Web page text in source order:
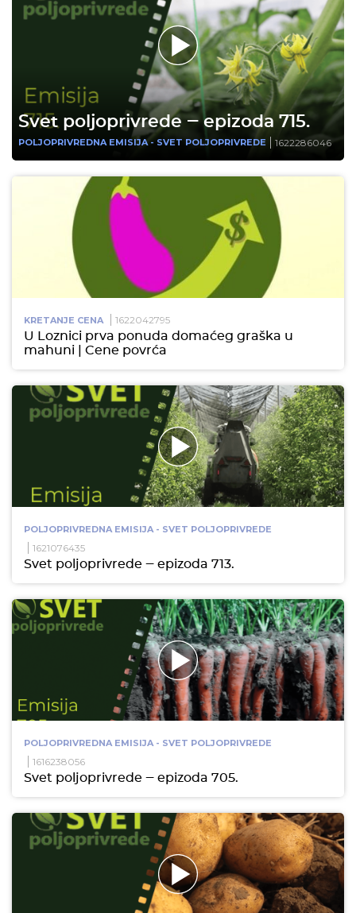
Svet poljoprivrede ‒ epizoda 715.
POLJOPRIVREDNA EMISIJA - SVET POLJOPRIVREDE 1622286046
KRETANJE CENA 1622042795
U Loznici prva ponuda domaćeg graška u
mahuni | Cene povrća
POLJOPRIVREDNA EMISIJA - SVET POLJOPRIVREDE
1621076435
Svet poljoprivrede ‒ epizoda 713.
POLJOPRIVREDNA EMISIJA - SVET POLJOPRIVREDE
1616238056
Svet poljoprivrede ‒ epizoda 705.